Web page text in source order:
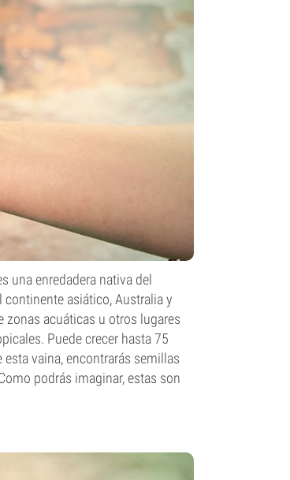
una enredadera nativa del
continente asiático, Australia y
zonas acuáticas u otros lugares
Puede crecer hasta 75
vaina, encontrarás semillas
podrás imaginar, estas son